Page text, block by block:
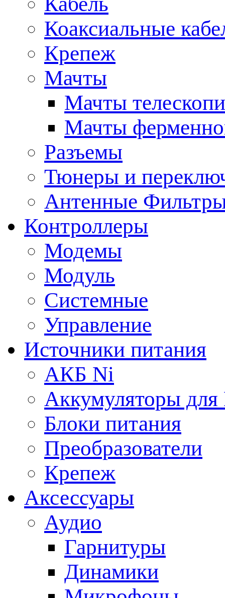
Коаксиальные
Крепеж
Мачты
Мачты
Мачты
Разъемы
Тюнеры и
Антенные
Контроллеры
Модемы
Модуль
Системные
Управление
Источники питания
АКБ Ni
Аккумуляторы
Блоки питания
Преобразователи
Крепеж
Аксессуары
Аудио
Гарнитуры
Динамики